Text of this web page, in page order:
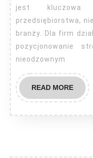
jest kluczowa
przedsiębiorstwa,
branży. Dla firm
pozycjonowanie
nieodzownym
READ MOREREAD
MORE